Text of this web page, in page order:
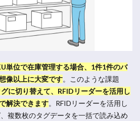
単位で在庫管理する場合、1件1件のバ
像以上に大変です。
このような課題
に切り替えて、RFIDリーダーを活用し
解決できます。RFIDリーダーを活用し
複数枚のタグデータを一括で読み込め